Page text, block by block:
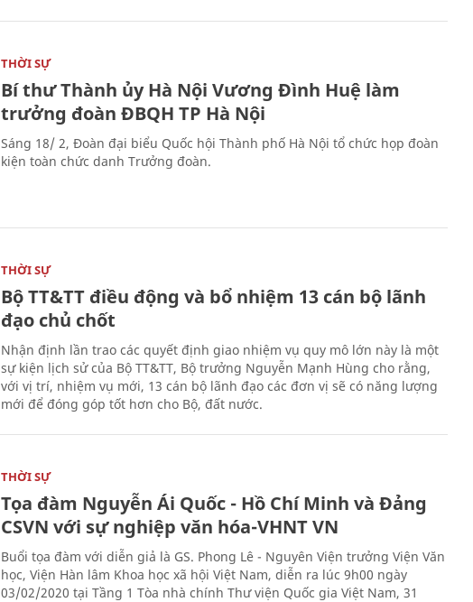
THỜI SỰ
Bí thư Thành ủy Hà Nội Vương Đình Huệ làm
trưởng đoàn ĐBQH TP Hà Nội
Sáng 18/ 2, Đoàn đại biểu Quốc hội Thành phố Hà Nội tổ chức họp đoàn
kiện toàn chức danh Trưởng đoàn.
THỜI SỰ
Bộ TT&TT điều động và bổ nhiệm 13 cán bộ lãnh
đạo chủ chốt
Nhận định lần trao các quyết định giao nhiệm vụ quy mô lớn này là một
sự kiện lịch sử của Bộ TT&TT, Bộ trưởng Nguyễn Mạnh Hùng cho rằng,
với vị trí, nhiệm vụ mới, 13 cán bộ lãnh đạo các đơn vị sẽ có năng lượng
mới để đóng góp tốt hơn cho Bộ, đất nước.
THỜI SỰ
Tọa đàm Nguyễn Ái Quốc - Hồ Chí Minh và Đảng
CSVN với sự nghiệp văn hóa-VHNT VN
Buổi tọa đàm với diễn giả là GS. Phong Lê - Nguyên Viện trưởng Viện Văn
học, Viện Hàn lâm Khoa học xã hội Việt Nam, diễn ra lúc 9h00 ngày
03/02/2020 tại Tầng 1 Tòa nhà chính Thư viện Quốc gia Việt Nam, 31